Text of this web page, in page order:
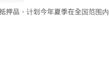
押品，计划今年夏季在全国范围内